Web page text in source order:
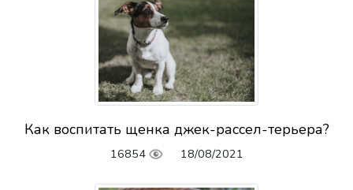
Как воспитать щенка джек-рассел-терьера?
16854 18/08/2021